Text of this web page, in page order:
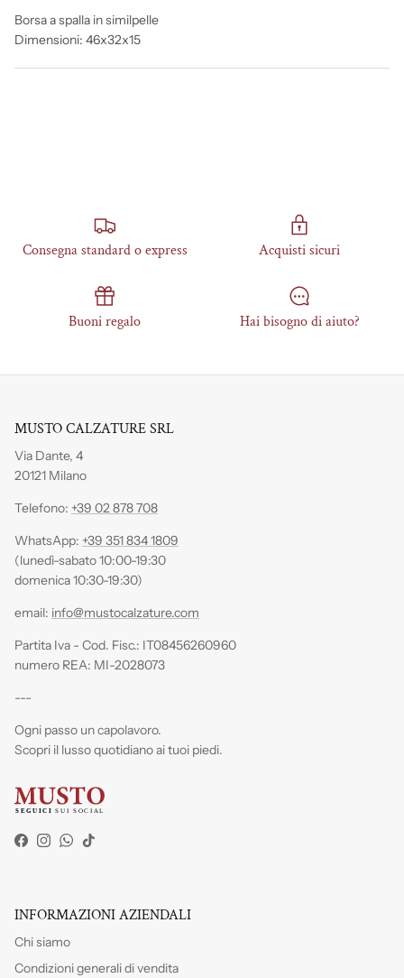
Borsa a spalla in similpelle
Dimensioni: 46x32x15
Consegna standard o express Acquisti sicuri
Buoni regalo Hai bisogno di aiuto?
MUSTO CALZATURE SRL
Via Dante, 4
20121 Milano
Telefono: +39 02 878 708
WhatsApp: +39 351 834 1809
(lunedì-sabato 10:00-19:30
domenica 10:30-19:30)
email: info@mustocalzature.com
Partita Iva - Cod. Fisc.: IT08456260960
numero REA: MI-2028073
---
Ogni passo un capolavoro.
Scopri il lusso quotidiano ai tuoi piedi.
Facebook
Instagram
WhatsApp
TikTok
INFORMAZIONI AZIENDALI
Chi siamo
Condizioni generali di vendita